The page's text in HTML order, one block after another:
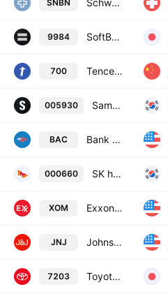
SNBN Schweizerische Nationalbank
9984 SoftBank Group Corp.
700 Tencent Holdings Ltd
005930 Samsung Electronics Co., Ltd.
BAC Bank of America Corp
000660 SK hynix Inc.
XOM Exxonmobil Holdings Corporation
JNJ Johnson & Johnson
7203 Toyota Motor Corp.